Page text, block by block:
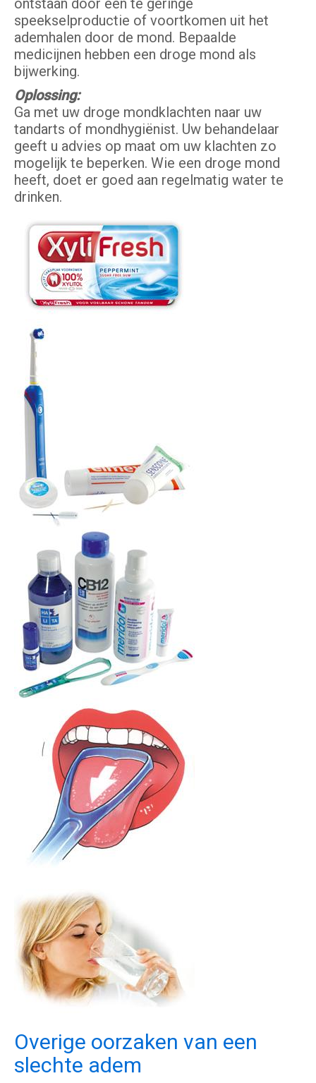
ontstaan door een te geringe
speekselproductie of voortkomen uit het
ademhalen door de mond. Bepaalde
medicijnen hebben een droge mond als
bijwerking.
Oplossing:
Ga met uw droge mondklachten naar uw
tandarts of mondhygiënist. Uw behandelaar
geeft u advies op maat om uw klachten zo
mogelijk te beperken. Wie een droge mond
heeft, doet er goed aan regelmatig water te
drinken.
Overige oorzaken van een
slechte adem